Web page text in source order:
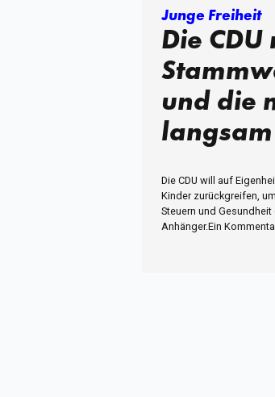
Junge Freiheit
Die
und die
langsam
Die CDU will auf
Kinder zurückgreifen,
Steuern und
Anhänger.Ein